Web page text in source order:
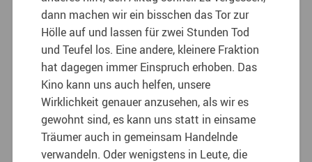
dann machen wir ein bisschen das Tor zur
Hölle auf und lassen für zwei Stunden Tod
und Teufel los. Eine andere, kleinere Fraktion
hat dagegen immer Einspruch erhoben. Das
Kino kann uns auch helfen, unsere
Wirklichkeit genauer anzusehen, als wir es
gewohnt sind, es kann uns statt in einsame
Träumer auch in gemeinsam Handelnde
verwandeln. Oder wenigstens in Leute, die